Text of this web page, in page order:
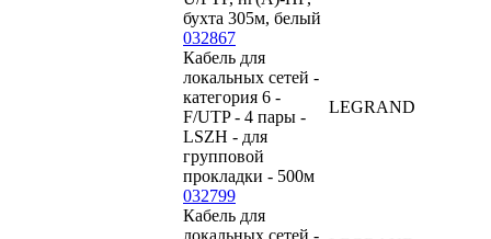
бухта 305м, белый
032867
Кабель для
локальных сетей -
категория 6 -
F/UTP - 4 пары -
LSZH - для
групповой
прокладки - 500м
LEGRAND
032799
Кабель для
локальных сетей -